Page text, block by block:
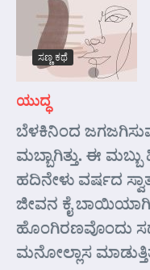
ಸಣ್ಣ ಕಥೆ
ಯುದ್ಧ
ಬೆಳಕಿನಿಂದ
ಮಬ್ಬಾಗಿತ್ತು. ಈ
ಹದಿನೇಳು ವರ್ಷದ
ಜೀವನ ಕೈ
ಹೊಂಗಿರಣವೊಂದು
ಮನೋಲ್ಲಾಸ